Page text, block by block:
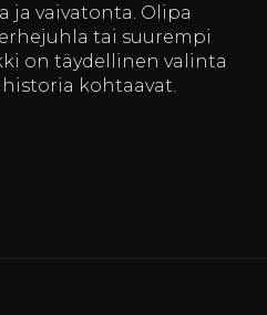
ja vaivatonta. Olipa
tai suurempi
on täydellinen valinta
kohtaavat.